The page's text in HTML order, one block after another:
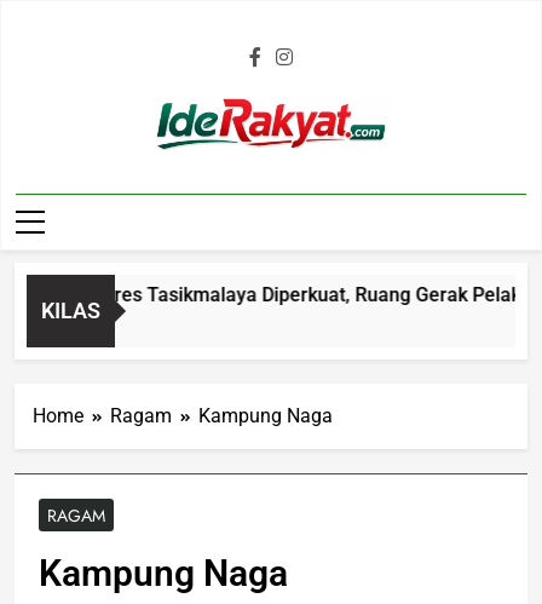
Iderakyat.com
KILAS
Polres Tasikmalaya Diperkuat, Ruang Gerak Pelaku C3
Home Ragam Kampung Naga
RAGAM
Kampung Naga